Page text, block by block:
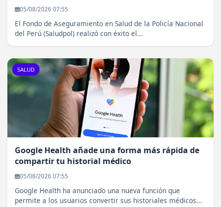
05/08/2026 07:55
El Fondo de Aseguramiento en Salud de la Policía Nacional
del Perú (Saludpol) realizó con éxito el...
SALUD
Google Health añade una forma más rápida de
compartir tu historial médico
05/08/2026 07:55
Google Health ha anunciado una nueva función que
permite a los usuarios convertir sus historiales médicos...